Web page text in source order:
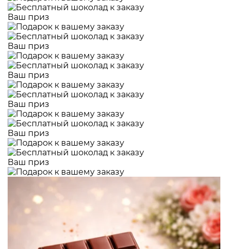
Ваш приз
Ваш приз
Ваш приз
Ваш приз
Ваш приз
Ваш приз